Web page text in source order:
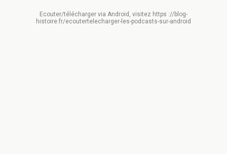
Ecouter/télécharger via Android, visitez https ://blog-
histoire.fr/ecoutertelecharger-les-podcasts-sur-android